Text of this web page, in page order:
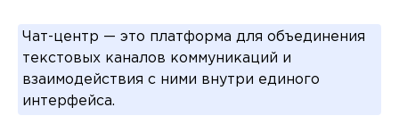
Чат-центр — это платформа для объединения
текстовых каналов коммуникаций и
взаимодействия с ними внутри единого
интерфейса.